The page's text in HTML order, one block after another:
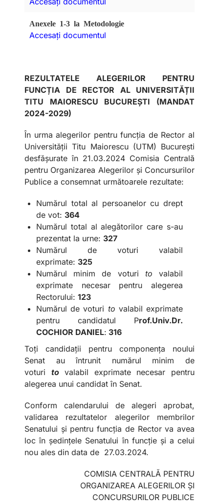
Anexele 1-3 la Metodologie
Accesați documentul
REZULTATELE ALEGERILOR PENTRU
FUNCȚIA DE RECTOR AL UNIVERSITĂȚII
TITU MAIORESCU BUCUREȘTI (MANDAT
2024-2029)
În urma alegerilor pentru funcția de Rector al
Universității Titu Maiorescu (UTM) București
desfășurate în 21.03.2024 Comisia Centrală
pentru Organizarea Alegerilor și Concursurilor
Publice a consemnat următoarele rezultate:
Numărul total al persoanelor cu drept
de vot: 364
Numărul total al alegătorilor care s-au
prezentat la urne: 327
Numărul de voturi valabil
exprimate: 325
Numărul minim de voturi to valabil
exprimate necesar pentru alegerea
Rectorului: 123
Numărul de voturi to valabil exprimate
pentru candidatul Prof.Univ.Dr.
COCHIOR DANIEL: 316
Toți candidații pentru componența noului
Senat au întrunit numărul minim de
voturi tovalabil exprimate necesar pentru
alegerea unui candidat în Senat.
Conform calendarului de alegeri aprobat,
validarea rezultatelor alegerilor membrilor
Senatului și pentru funcția de Rector va avea
loc în ședințele Senatului în funcție și a celui
nou ales din data de 27.03.2024.
COMISIA CENTRALĂ PENTRU
ORGANIZAREA ALEGERILOR ȘI
CONCURSURILOR PUBLICE